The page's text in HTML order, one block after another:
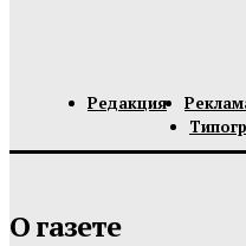
Редакция
О газете